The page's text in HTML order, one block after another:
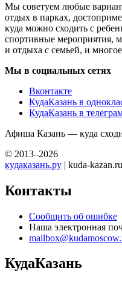
Мы советуем любые
отдых в парках,
куда можно сходить с
спортивные мероприятия,
и отдыха с семьей, и
Мы в социальных сетях
Вконтакте
КудаКазань в
КудаКазань в
Афиша Казань — куда
© 2013–2026
кудаказань.ру | kuda-kazan.ru
Контакты
Сообщить об ошибке
Наша электронная
КудаКазань